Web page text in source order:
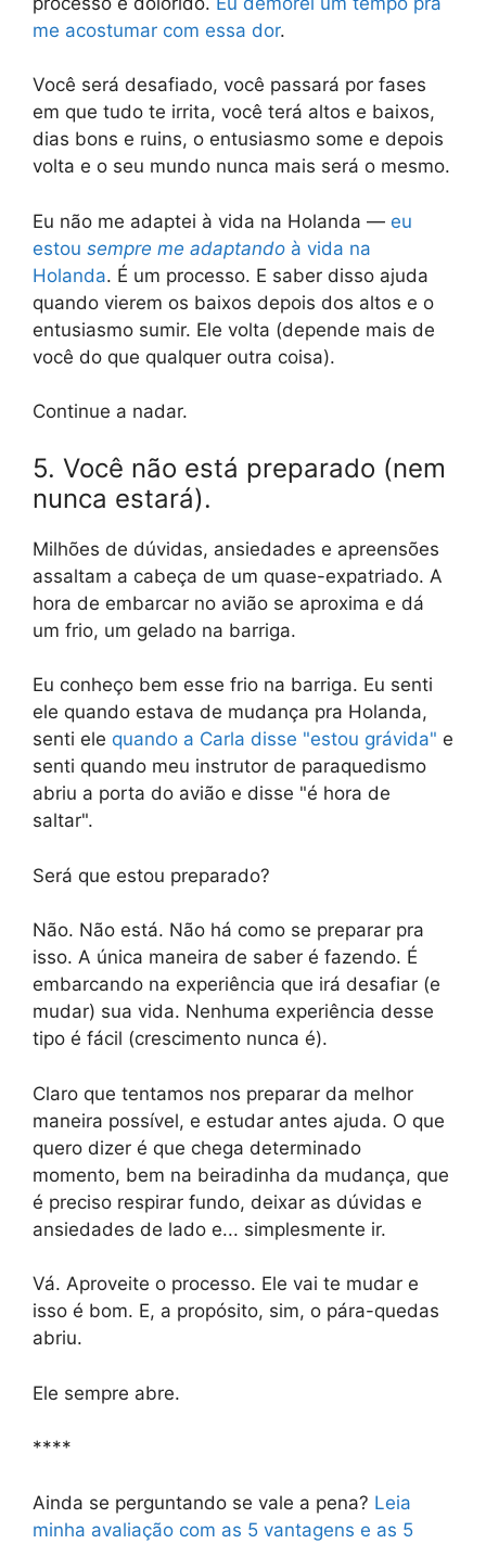
me acostumar com essa dor.
Você será desafiado, você passará por fases
em que tudo te irrita, você terá altos e baixos,
dias bons e ruins, o entusiasmo some e depois
volta e o seu mundo nunca mais será o mesmo.
Eu não me adaptei à vida na Holanda — eu
estou sempre me adaptando à vida na
Holanda. É um processo. E saber disso ajuda
quando vierem os baixos depois dos altos e o
entusiasmo sumir. Ele volta (depende mais de
você do que qualquer outra coisa).
Continue a nadar.
5. Você não está preparado (nem
nunca estará).
Milhões de dúvidas, ansiedades e apreensões
assaltam a cabeça de um quase-expatriado. A
hora de embarcar no avião se aproxima e dá
um frio, um gelado na barriga.
Eu conheço bem esse frio na barriga. Eu senti
ele quando estava de mudança pra Holanda,
senti ele quando a Carla disse "estou grávida" e
senti quando meu instrutor de paraquedismo
abriu a porta do avião e disse "é hora de
saltar".
Será que estou preparado?
Não. Não está. Não há como se preparar pra
isso. A única maneira de saber é fazendo. É
embarcando na experiência que irá desafiar (e
mudar) sua vida. Nenhuma experiência desse
tipo é fácil (crescimento nunca é).
Claro que tentamos nos preparar da melhor
maneira possível, e estudar antes ajuda. O que
quero dizer é que chega determinado
momento, bem na beiradinha da mudança, que
é preciso respirar fundo, deixar as dúvidas e
ansiedades de lado e... simplesmente ir.
Vá. Aproveite o processo. Ele vai te mudar e
isso é bom. E, a propósito, sim, o pára-quedas
abriu.
Ele sempre abre.
****
Ainda se perguntando se vale a pena? Leia
minha avaliação com as 5 vantagens e as 5